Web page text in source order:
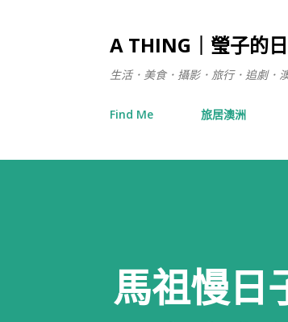
A THING｜瑩子的
生活．美食．攝影．旅行．追劇．
Find Me 旅居澳洲
馬祖慢日